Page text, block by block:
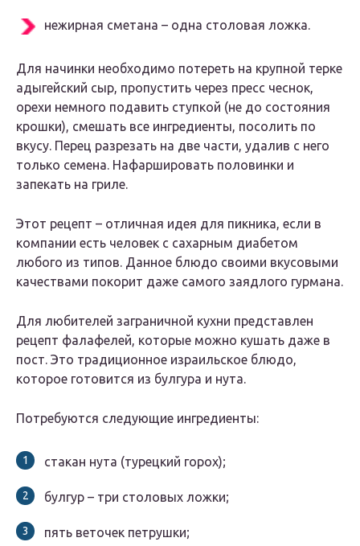
нежирная сметана – одна столовая ложка.
Для начинки необходимо потереть на крупной терке
адыгейский сыр, пропустить через пресс чеснок,
орехи немного подавить ступкой (не до состояния
крошки), смешать все ингредиенты, посолить по
вкусу. Перец разрезать на две части, удалив с него
только семена. Нафаршировать половинки и
запекать на гриле.
Этот рецепт – отличная идея для пикника, если в
компании есть человек с сахарным диабетом
любого из типов. Данное блюдо своими вкусовыми
качествами покорит даже самого заядлого гурмана.
Для любителей заграничной кухни представлен
рецепт фалафелей, которые можно кушать даже в
пост. Это традиционное израильское блюдо,
которое готовится из булгура и нута.
Потребуются следующие ингредиенты:
стакан нута (турецкий горох);
булгур – три столовых ложки;
пять веточек петрушки;